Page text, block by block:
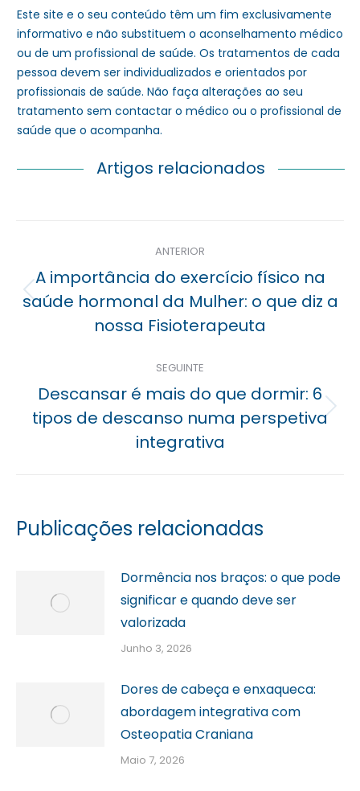
Este site e o seu conteúdo têm um fim exclusivamente
informativo e não substituem o aconselhamento médico
ou de um profissional de saúde. Os tratamentos de cada
pessoa devem ser individualizados e orientados por
profissionais de saúde. Não faça alterações ao seu
tratamento sem contactar o médico ou o profissional de
saúde que o acompanha.
Artigos relacionados
Navegação
posterior
ANTERIOR
Previous
post:
A importância do exercício físico na
saúde hormonal da Mulher: o que diz a
nossa Fisioterapeuta
SEGUINTE
Próximo
post:
Descansar é mais do que dormir: 6
tipos de descanso numa perspetiva
integrativa
Publicações relacionadas
Dormência nos braços: o que pode
significar e quando deve ser
valorizada
Junho 3, 2026
Dores de cabeça e enxaqueca:
abordagem integrativa com
Osteopatia Craniana
Maio 7, 2026